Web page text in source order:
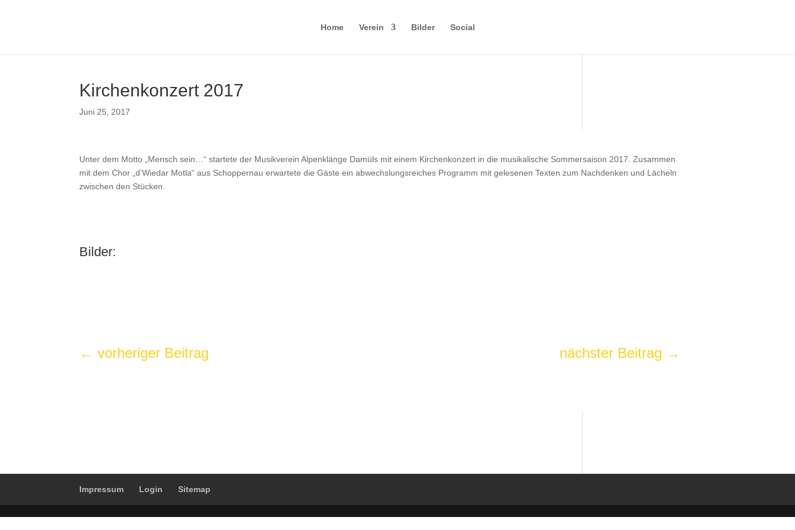
Home Verein Bilder Social
Kirchenkonzert 2017
Juni 25, 2017
Unter dem Motto „Mensch sein…“ startete der Musikverein Alpenklänge Damüls mit einem Kirchenkonzert in die musikalische Sommersaison 2017. Zusammen
mit dem Chor „d’Wiedar Motla“ aus Schoppernau erwartete die Gäste ein abwechslungsreiches Programm mit gelesenen Texten zum Nachdenken und Lächeln
zwischen den Stücken.
Bilder:
←vorheriger Beitrag nächster Beitrag →
Impressum Login Sitemap